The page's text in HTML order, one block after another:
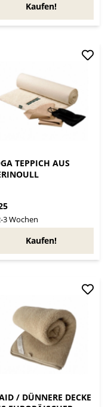
Kaufen!
TEPPICH AUS
Kaufen!
/ DÜNNERE DECKE